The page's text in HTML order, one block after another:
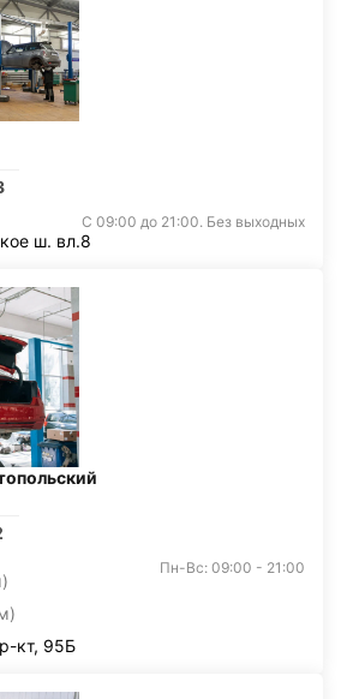
С 09:00 до 21:00. Без выходных
ш. вл.8
Пн-Вс: 09:00 - 21:00
кт, 95Б